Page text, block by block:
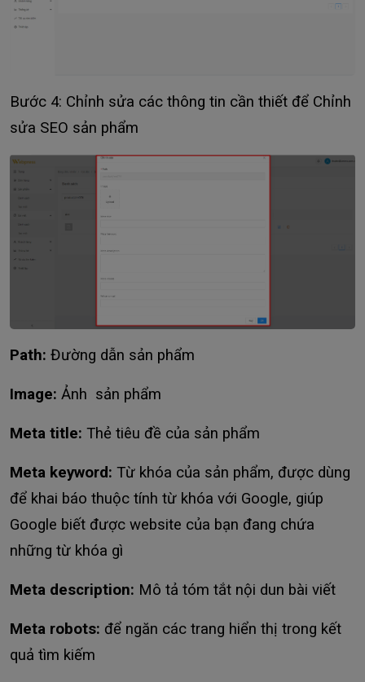
Bước 4: Chỉnh sửa các thông tin cần thiết để Chỉnh
sửa SEO sản phẩm
Path: Đường dẫn sản phẩm
Image: Ảnh sản phẩm
Meta title: Thẻ tiêu đề của sản phẩm
Meta keyword: Từ khóa của sản phẩm, được dùng
để khai báo thuộc tính từ khóa với Google, giúp
Google biết được website của bạn đang chứa
những từ khóa gì
Meta description: Mô tả tóm tắt nội dun bài viết
Meta robots: để ngăn các trang hiển thị trong kết
quả tìm kiếm